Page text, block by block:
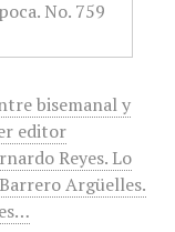
bisemanal y
editor
Reyes. Lo
Argüelles.